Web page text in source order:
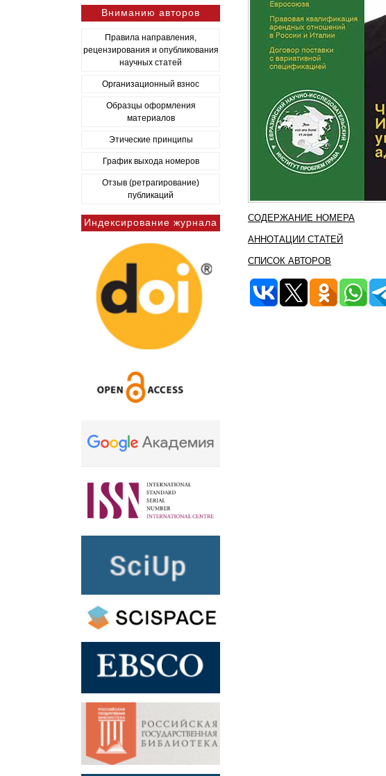
Вниманию авторов
Правила направления,
рецензирования и опубликования
научных статей
Организационный взнос
Образцы оформления
материалов
Этические принципы
График выхода номеров
Отзыв (ретрагирование)
публикаций
Индексирование журнала СОДЕРЖАНИЕ НОМЕРА
АННОТАЦИИ СТАТЕЙ
СПИСОК АВТОРОВ